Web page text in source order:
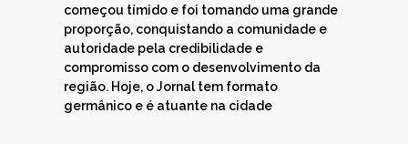
começou tímido e foi tomando uma grande
proporção, conquistando a comunidade e
autoridade pela credibilidade e
compromisso com o desenvolvimento da
região. Hoje, o Jornal tem formato
germânico e é atuante na cidade